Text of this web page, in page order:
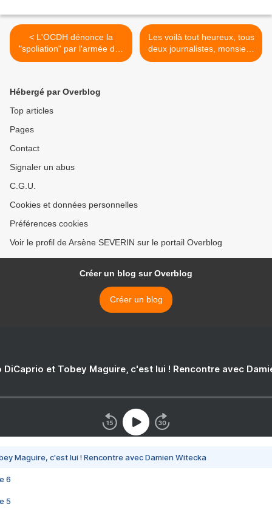
< L'OCDH dénonce la
"spoliation" par l'armée des
parcelles à La Poudrière!
Les voilà tout heureux, tous
deux journalistes, monsieur
à l'ACI, madame à la >
Hébergé par Overblog
Top articles
Pages
Contact
Signaler un abus
C.G.U.
Cookies et données personnelles
Préférences cookies
Voir le profil de Arsène SEVERIN sur le portail Overblog
Créer un blog sur Overblog
Créer un blog
DiCaprio et Tobey Maguire, c'est lui ! Rencontre avec
Maguire, c'est lui ! Rencontre avec Damien Witecka
6
5